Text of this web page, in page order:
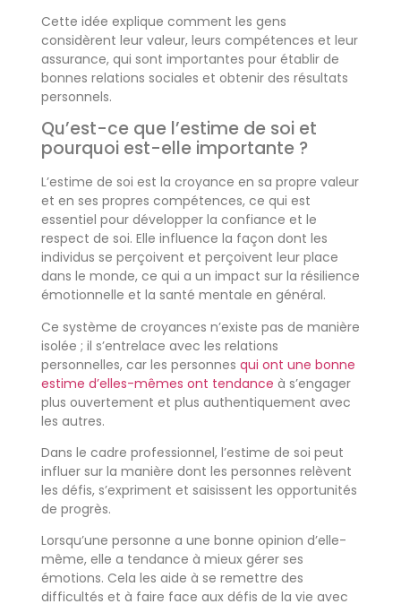
Cette idée explique comment les gens
considèrent leur valeur, leurs compétences et leur
assurance, qui sont importantes pour établir de
bonnes relations sociales et obtenir des résultats
personnels.
Qu’est-ce que l’estime de soi et
pourquoi est-elle importante ?
L’estime de soi est la croyance en sa propre valeur
et en ses propres compétences, ce qui est
essentiel pour développer la confiance et le
respect de soi. Elle influence la façon dont les
individus se perçoivent et perçoivent leur place
dans le monde, ce qui a un impact sur la résilience
émotionnelle et la santé mentale en général.
Ce système de croyances n’existe pas de manière
isolée ; il s’entrelace avec les relations
personnelles, car les personnes qui ont une bonne
estime d’elles-mêmes ont tendance à s’engager
plus ouvertement et plus authentiquement avec
les autres.
Dans le cadre professionnel, l’estime de soi peut
influer sur la manière dont les personnes relèvent
les défis, s’expriment et saisissent les opportunités
de progrès.
Lorsqu’une personne a une bonne opinion d’elle-
même, elle a tendance à mieux gérer ses
émotions. Cela les aide à se remettre des
difficultés et à faire face aux défis de la vie avec